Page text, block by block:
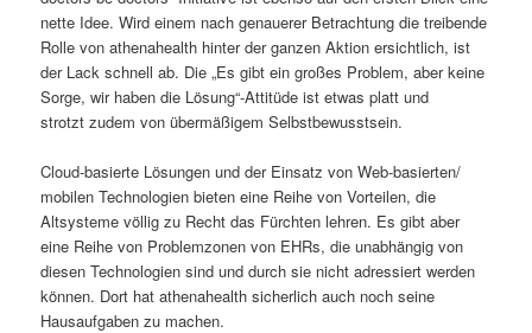
nette Idee. Wird einem nach genauerer Betrachtung die treibende
Rolle von athenahealth hinter der ganzen Aktion ersichtlich, ist
der Lack schnell ab. Die „Es gibt ein großes Problem, aber keine
Sorge, wir haben die Lösung“-Attitüde ist etwas platt und
strotzt zudem von übermäßigem Selbstbewusstsein.
Cloud-basierte Lösungen und der Einsatz von Web-basierten/
mobilen Technologien bieten eine Reihe von Vorteilen, die
Altsysteme völlig zu Recht das Fürchten lehren. Es gibt aber
eine Reihe von Problemzonen von EHRs, die unabhängig von
diesen Technologien sind und durch sie nicht adressiert werden
können. Dort hat athenahealth sicherlich auch noch seine
Hausaufgaben zu machen.